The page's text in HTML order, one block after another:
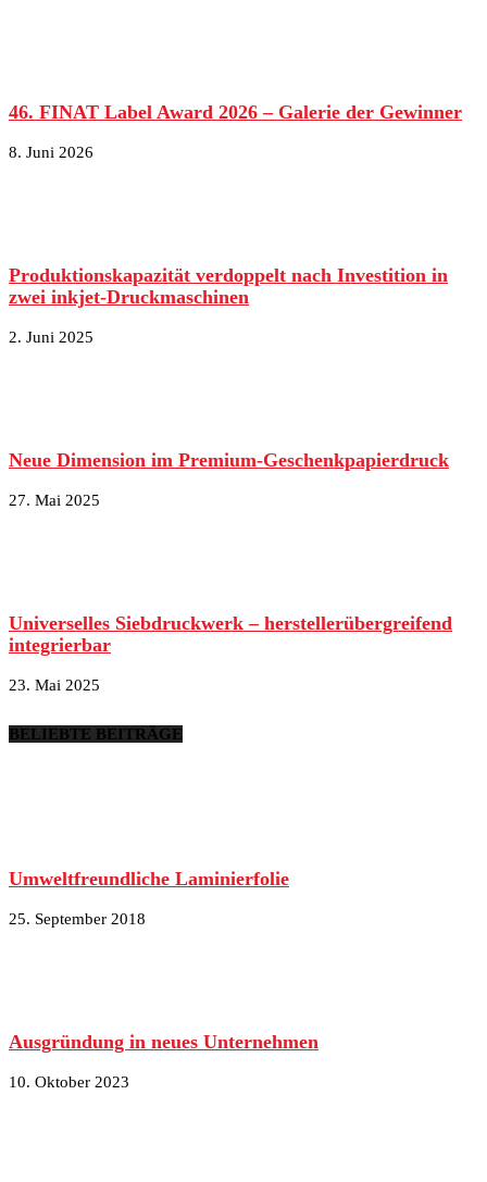
46. FINAT Label Award 2026 – Galerie der Gewinner
8. Juni 2026
Produktionskapazität verdoppelt nach Investition in
zwei inkjet-Druckmaschinen
2. Juni 2025
Neue Dimension im Premium-Geschenkpapierdruck
27. Mai 2025
Universelles Siebdruckwerk – herstellerübergreifend
integrierbar
23. Mai 2025
BELIEBTE BEITRÄGE
Umweltfreundliche Laminierfolie
25. September 2018
Ausgründung in neues Unternehmen
10. Oktober 2023